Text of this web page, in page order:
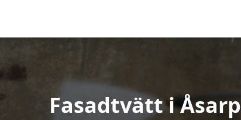
Fasadtvätt i Åsarp